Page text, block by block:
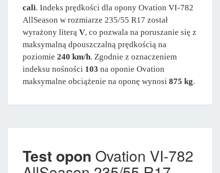
cali. Indeks prędkości dla opony Ovation VI-782
AllSeason w rozmiarze 235/55 R17 został
wyrażony literą V, co pozwala na poruszanie się z
maksymalną dpouszczalną prędkością na
poziomie 240 km/h. Zgodnie z oznaczeniem
indeksu nośności 103 na oponie Ovation
maksymalne obciążenie na oponę wynosi 875 kg.
Test opon Ovation VI-782